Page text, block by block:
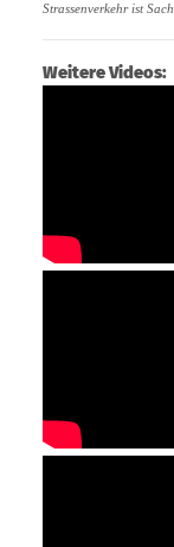
Strassenverkehr ist
Weitere Videos: